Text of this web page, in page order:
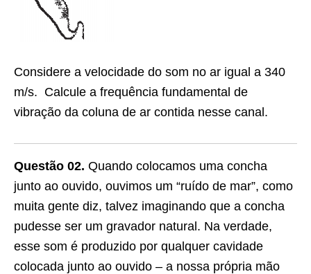
Considere a velocidade do som no ar igual a 340
m/s. Calcule a frequência fundamental de
vibração da coluna de ar contida nesse canal.
Questão 02. Quando colocamos uma concha
junto ao ouvido, ouvimos um “ruído de mar”, como
muita gente diz, talvez imaginando que a concha
pudesse ser um gravador natural. Na verdade,
esse som é produzido por qualquer cavidade
colocada junto ao ouvido – a nossa própria mão